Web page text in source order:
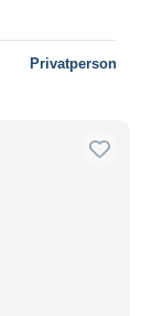
Privatperson